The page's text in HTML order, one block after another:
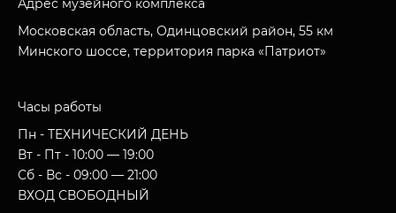
Адрес музейного комплекса
Московская область, Одинцовский район, 55 км
Минского шоссе, территория парка «Патриот»
Часы работы
Пн - ТЕХНИЧЕСКИЙ ДЕНЬ
Вт - Пт - 10:00 — 19:00
Сб - Вс - 09:00 — 21:00
ВХОД СВОБОДНЫЙ